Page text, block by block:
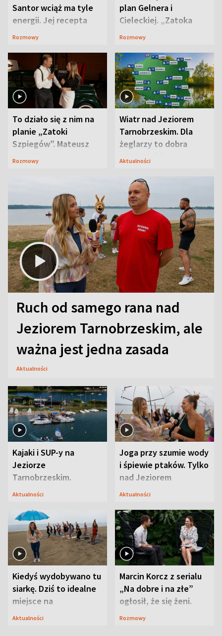
Santor wciąż ma tyle
energii. Jej recepta
jest zaskakująco
Rozmowy
plan Gelnera i
Cieleckiej. „Zatoka
szpiegów” od razu ich
Rozmowy
To działo się z nim na
planie „Zatoki
Szpiegów”. Mateusz
Janicki odsłonił
Rozmowy
Wiatr nad Jeziorem
Tarnobrzeskim. Dla
żeglarzy to dobra
wiadomość
Aktualności
Ruch od samego rana nad
Jeziorem Tarnobrzeskim, ale
ważna jest jedna zasada
Aktualności
Kajaki i SUP-y na
Jeziorze
Tarnobrzeskim.
Przyrodnicy zwracają
Aktualności
Joga przy szumie wody
i śpiewie ptaków. Tylko
nad Jeziorem
Tarnobrzeskim
Aktualności
Kiedyś wydobywano tu
siarkę. Dziś to idealne
miejsce na
wypoczynek
Aktualności
Marcin Korcz z serialu
„Na dobre i na złe”
ogłosił, że się żeni.
Zdradził, co zmienił
Rozmowy